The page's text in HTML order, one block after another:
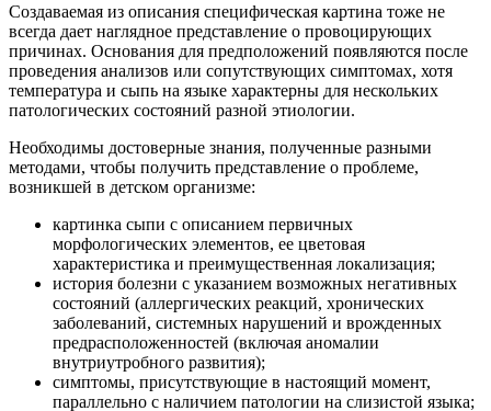
Создаваемая из описания специфическая картина тоже не
всегда дает наглядное представление о провоцирующих
причинах. Основания для предположений появляются после
проведения анализов или сопутствующих симптомах, хотя
температура и сыпь на языке характерны для нескольких
патологических состояний разной этиологии.
Необходимы достоверные знания, полученные разными
методами, чтобы получить представление о проблеме,
возникшей в детском организме:
картинка сыпи с описанием первичных
морфологических элементов, ее цветовая
характеристика и преимущественная локализация;
история болезни с указанием возможных негативных
состояний (аллергических реакций, хронических
заболеваний, системных нарушений и врожденных
предрасположенностей (включая аномалии
внутриутробного развития);
симптомы, присутствующие в настоящий момент,
параллельно с наличием патологии на слизистой языка;